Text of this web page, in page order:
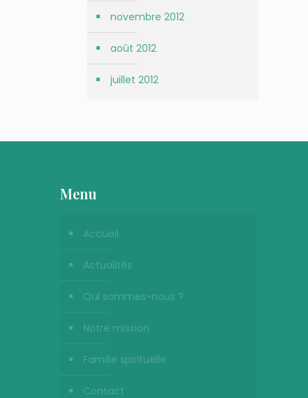
novembre 2012
août 2012
juillet 2012
Menu
Accueil
Actualités
Qui sommes-nous ?
Notre mission
Famille spirituelle
Contact